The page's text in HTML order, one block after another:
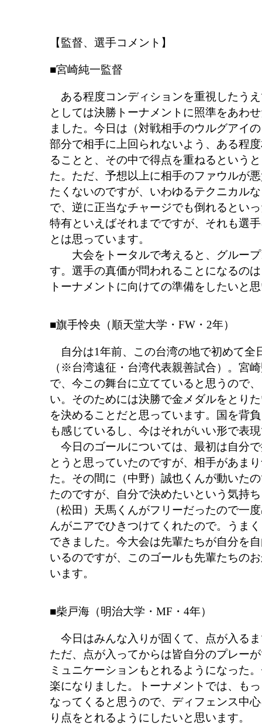
【監督、選手コメント】
■宮崎純一監督
ある程度コンディションを重視したう
としては決勝トーナメントに照準をあわ
ました。今日は（対戦相手のウルグアイ
部分で相手に上回られないよう、ある程
ることと、その中で得点を重ねるという
た。ただ、予想以上に相手のファウルが
たくないのですが、いわゆるテクニカル
で、逆に正当なチャージでも倒れるとい
特有といえばそれまでですが、それも選
とは思っています。
大会をトータルで考えると、グループ
す。選手の真価が問われることになるの
トーナメントに向けての準備をしたいと
■旗手怜央（順天堂大学・FW・2年）
自分は1年前、この台湾の地で初めて全
（※台湾遠征・台湾代表親善試合）。宮
で、今この舞台に立てていると思うので
い。そのためには決勝で金メダルをとり
を決めることだと思っています。国を背
も感じているし、今はそれがいい形で表
今日のゴールについては、最初は自分
とうと思っていたのですが、相手があま
た。その間に（中野）誠也くんが動いた
たのですが、自分で決めたいという気持
（松田）天馬くんがフリーだったので一
んがニアでひきつけてくれたので。うま
できました。今大会は先輩たちが自分を
いるのですが、このゴールも先輩たちの
います。
■柴戸海（明治大学・MF・4年）
今日はみんな入りが固くて、点が入る
ただ、点が入ってからは皆自分のプレー
ミュニケーションもとれるようになった
楽になりました。トーナメントでは、も
なってくると思うので、ディフェンス中
り点をとれるようにしたいと思います。